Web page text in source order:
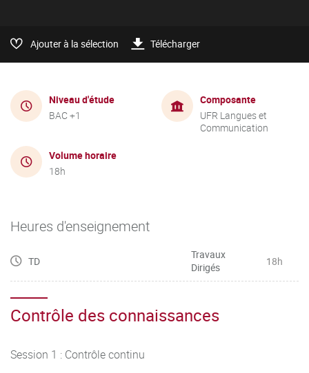
Ajouter à la sélection Télécharger
Niveau d'étude
BAC +1
Composante
UFR Langues et
Communication
Volume horaire
18h
Heures d'enseignement
TD
Travaux
Dirigés
18h
Contrôle des connaissances
Session 1 : Contrôle continu